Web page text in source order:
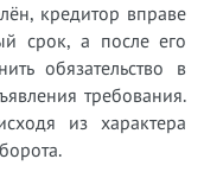
кредитор вправе
срок, а после его
обязательство в
требования.
из характера